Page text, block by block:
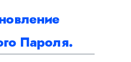
Пароля.